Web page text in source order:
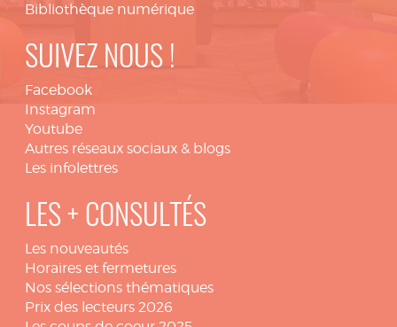
Bibliothèque numérique
SUIVEZ NOUS !
Facebook
Instagram
Youtube
Autres réseaux sociaux & blogs
Les infolettres
LES + CONSULTÉS
Les nouveautés
Horaires et fermetures
Nos sélections thématiques
Prix des lecteurs 2026